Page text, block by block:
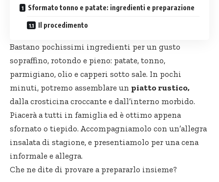
Sformato tonno e patate: ingredienti e preparazione
Il procedimento
Bastano pochissimi ingredienti per un gusto
sopraffino, rotondo e pieno: patate, tonno,
parmigiano, olio e capperi sotto sale. In pochi
minuti, potremo assemblare un piatto rustico,
dalla crosticina croccante e dall’interno morbido.
Piacerà a tutti in famiglia ed è ottimo appena
sfornato o tiepido. Accompagniamolo con un’allegra
insalata di stagione, e presentiamolo per una cena
informale e allegra.
Che ne dite di provare a prepararlo insieme?